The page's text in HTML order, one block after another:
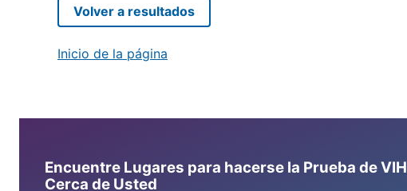
Volver a resultados
Inicio de la página
Encuentre Lugares para hacerse la Prueba de
Cerca de Usted